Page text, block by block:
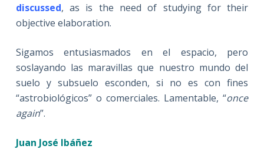
discussed, as is the need of studying for their
objective elaboration.
Sigamos entusiasmados en el espacio, pero
soslayando las maravillas que nuestro mundo del
suelo y subsuelo esconden, si no es con fines
“astrobiológicos” o comerciales. Lamentable, “once
again”.
Juan José Ibáñez